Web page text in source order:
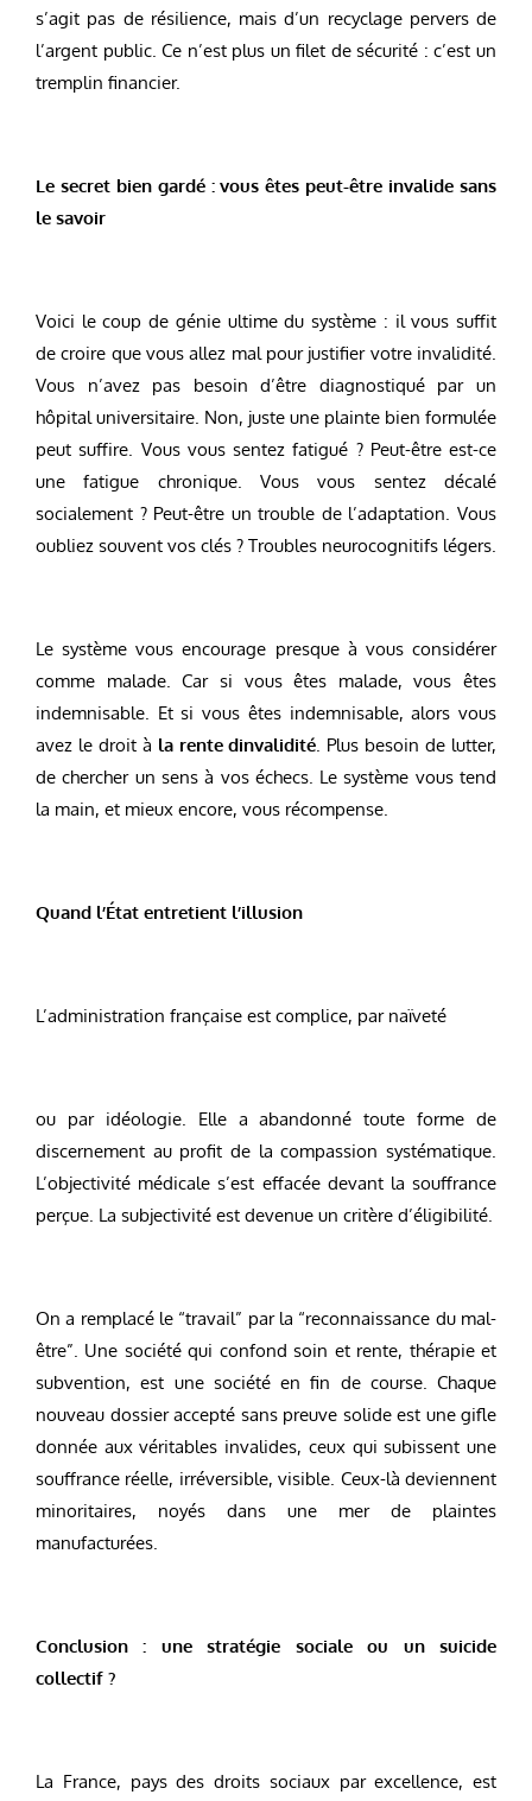
s’agit pas de résilience, mais d’un recyclage pervers de
l’argent public. Ce n’est plus un filet de sécurité : c’est un
tremplin financier.
Le secret bien gardé : vous êtes peut-être invalide sans
le savoir
Voici le coup de génie ultime du système : il vous suffit
de croire que vous allez mal pour justifier votre invalidité.
Vous n’avez pas besoin d’être diagnostiqué par un
hôpital universitaire. Non, juste une plainte bien formulée
peut suffire. Vous vous sentez fatigué ? Peut-être est-ce
une fatigue chronique. Vous vous sentez décalé
socialement ? Peut-être un trouble de l’adaptation. Vous
oubliez souvent vos clés ? Troubles neurocognitifs légers.
Le système vous encourage presque à vous considérer
comme malade. Car si vous êtes malade, vous êtes
indemnisable. Et si vous êtes indemnisable, alors vous
avez le droit à la rente dinvalidité. Plus besoin de lutter,
de chercher un sens à vos échecs. Le système vous tend
la main, et mieux encore, vous récompense.
Quand l’État entretient l’illusion
L’administration française est complice, par naïveté
ou par idéologie. Elle a abandonné toute forme de
discernement au profit de la compassion systématique.
L’objectivité médicale s’est effacée devant la souffrance
perçue. La subjectivité est devenue un critère d’éligibilité.
On a remplacé le “travail” par la “reconnaissance du mal-
être”. Une société qui confond soin et rente, thérapie et
subvention, est une société en fin de course. Chaque
nouveau dossier accepté sans preuve solide est une gifle
donnée aux véritables invalides, ceux qui subissent une
souffrance réelle, irréversible, visible. Ceux-là deviennent
minoritaires, noyés dans une mer de plaintes
manufacturées.
Conclusion : une stratégie sociale ou un suicide
collectif ?
La France, pays des droits sociaux par excellence, est